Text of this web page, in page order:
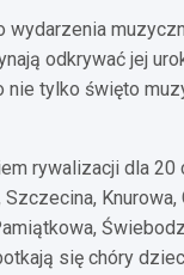
odkrywać jej
nie tylko święto
rywalizacji dla
się chóry